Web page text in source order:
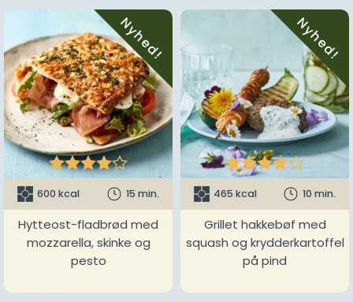
Nyhed!

600 kcal 15 min.
Hytteost-fladbrød med
mozzarella, skinke og
pesto
Nyhed!

465 kcal 10 min.
Grillet hakkebøf med
squash og krydderkartoffel
på pind